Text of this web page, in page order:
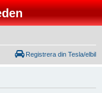
Registrera din Tesla/elbil